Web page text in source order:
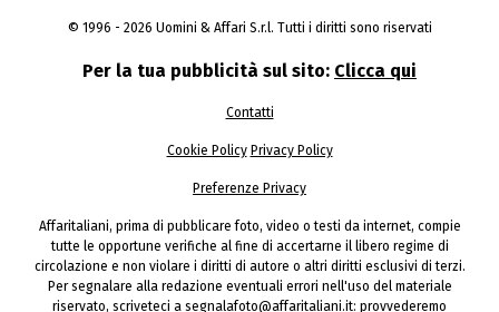
© 1996 - 2026 Uomini & Affari S.r.l. Tutti i diritti sono riservati
Per la tua pubblicità sul sito: Clicca qui
Contatti
Cookie Policy Privacy Policy
Preferenze Privacy
Affaritaliani, prima di pubblicare foto, video o testi da internet, compie
tutte le opportune verifiche al fine di accertarne il libero regime di
circolazione e non violare i diritti di autore o altri diritti esclusivi di terzi.
Per segnalare alla redazione eventuali errori nell'uso del materiale
riservato, scriveteci a segnalafoto@affaritaliani.it: provvederemo